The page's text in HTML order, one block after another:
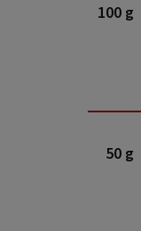
100 g
50 g